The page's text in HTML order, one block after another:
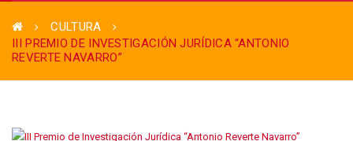
CULTURA
III PREMIO DE INVESTIGACIÓN JURÍDICA “ANTONIO
REVERTE NAVARRO”